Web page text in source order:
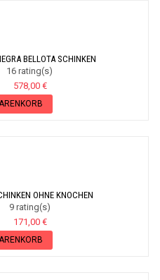
BELLOTA SCHINKEN
16 rating(s)
578,00 €
OHNE KNOCHEN
9 rating(s)
171,00 €